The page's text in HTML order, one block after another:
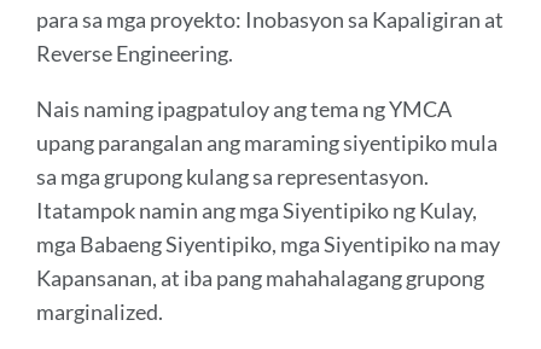
para sa mga proyekto: Inobasyon sa Kapaligiran at
Reverse Engineering.
Nais naming ipagpatuloy ang tema ng YMCA
upang parangalan ang maraming siyentipiko mula
sa mga grupong kulang sa representasyon.
Itatampok namin ang mga Siyentipiko ng Kulay,
mga Babaeng Siyentipiko, mga Siyentipiko na may
Kapansanan, at iba pang mahahalagang grupong
marginalized.